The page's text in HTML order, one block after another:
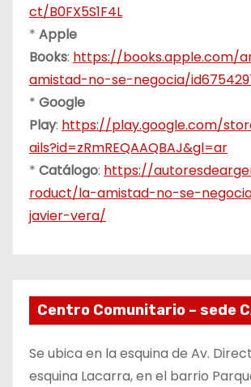
ct/B0FX5S1F4L
* Apple
Books: https://books.apple.com/
amistad-no-se-negocia/
* Google
Play: https://play.google.com/
ails?id=zRmREQAAQBAJ&gl=ar
* Catálogo: https://
roduct/la-amistad-no-se-
javier-vera/
Centro Comunitario – sede
Se ubica en la esquina de Av.
esquina Lacarra, en el barrio